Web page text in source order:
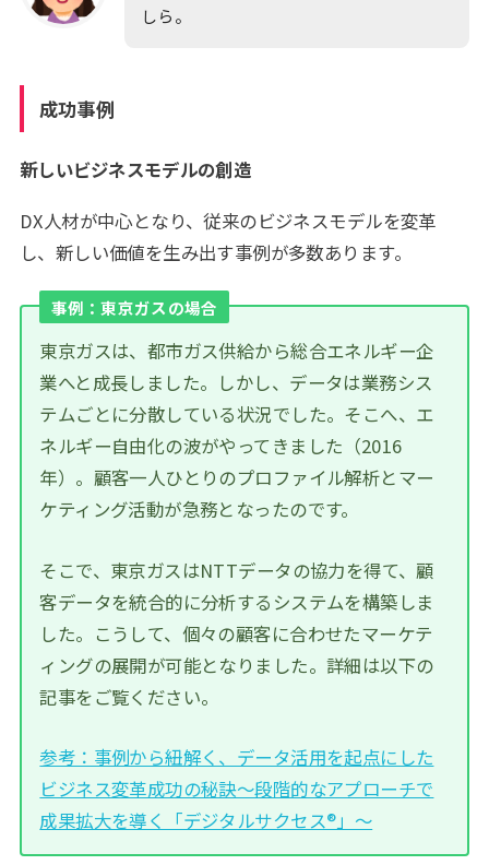
しら。
成功事例
新しいビジネスモデルの創造
DX人材が中心となり、従来のビジネスモデルを変革
し、新しい価値を生み出す事例が多数あります。
事例：東京ガスの場合
東京ガスは、都市ガス供給から総合エネルギー企
業へと成長しました。しかし、データは業務シス
テムごとに分散している状況でした。そこへ、エ
ネルギー自由化の波がやってきました（2016
年）。顧客一人ひとりのプロファイル解析とマー
ケティング活動が急務となったのです。
そこで、東京ガスはNTTデータの協力を得て、顧
客データを統合的に分析するシステムを構築しま
した。こうして、個々の顧客に合わせたマーケテ
ィングの展開が可能となりました。詳細は以下の
記事をご覧ください。
参考：事例から紐解く、データ活用を起点にした
ビジネス変革成功の秘訣～段階的なアプローチで
成果拡大を導く「デジタルサクセス®」～